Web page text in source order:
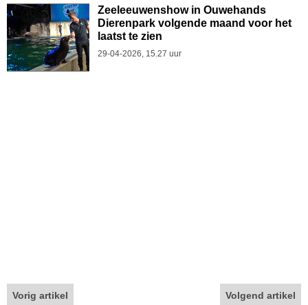
Zeeleeuwenshow in Ouwehands
Dierenpark volgende maand voor het
laatst te zien
29-04-2026, 15.27 uur
Vorig artikel Volgend artikel